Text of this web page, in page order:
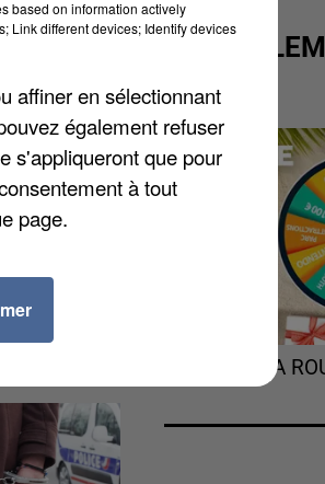
ville.
En effet,
TOURNEZ LA
based on information actively
Link different devices; Identify devices
affiner en sélectionnant
également refuser
s'appliqueront que pour
à tout
page.